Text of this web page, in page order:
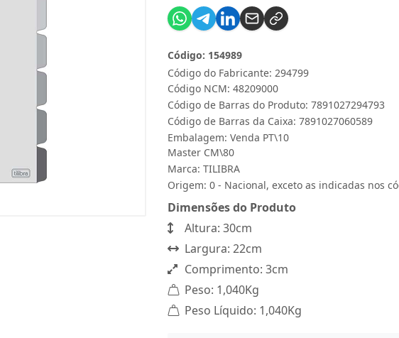
Código do Fabricante: 294799
Código: 154989
Código NCM: 48209000
Código de Barras do Produto: 7891027294793
Código de Barras da Caixa: 7891027060589
Embalagem: Venda PT\10
Master CM\80
Marca: TILIBRA
Origem: 0 - Nacional, exceto as indicadas nos
Dimensões do Produto
Altura: 30cm
Largura: 22cm
Comprimento: 3cm
Peso: 1,040Kg
Peso Líquido: 1,040Kg